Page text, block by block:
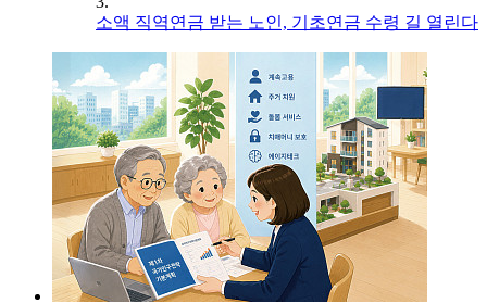
소액 직역연금 받는 노인, 기초연금 수령 길 열린다